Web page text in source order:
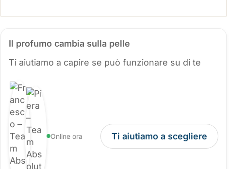
Il profumo cambia sulla pelle
Ti aiutiamo a capire se può funzionare su di te
Online ora Ti aiutiamo a scegliere